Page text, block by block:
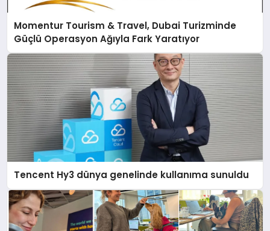
Momentur Tourism & Travel, Dubai Turizminde
Güçlü Operasyon Ağıyla Fark Yaratıyor
Tencent Hy3 dünya genelinde kullanıma sunuldu